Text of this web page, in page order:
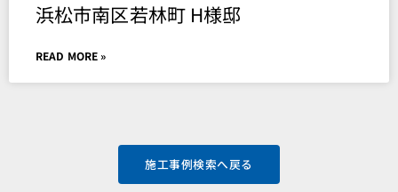
浜松市南区若林町 H様邸
READ MORE »
施工事例検索へ戻る